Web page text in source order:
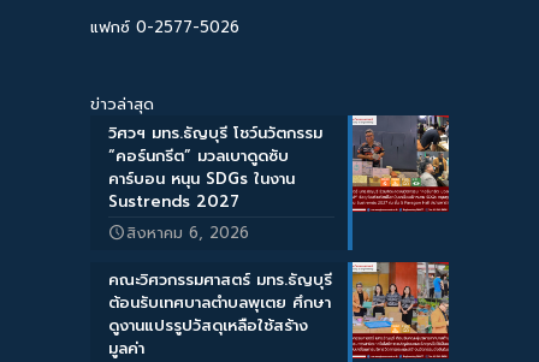
แฟกซ์ 0-2577-5026
ข่าวล่าสุด
วิศวฯ มทร.ธัญบุรี โชว์นวัตกรรม
“คอร์นกรีต” มวลเบาดูดซับ
คาร์บอน หนุน SDGs ในงาน
Sustrends 2027
สิงหาคม 6, 2026
คณะวิศวกรรมศาสตร์ มทร.ธัญบุรี
ต้อนรับเทศบาลตำบลพุเตย ศึกษา
ดูงานแปรรูปวัสดุเหลือใช้สร้าง
มูลค่า